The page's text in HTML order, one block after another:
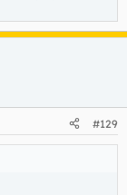
#129